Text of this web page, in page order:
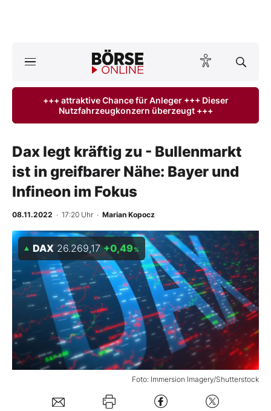
ktuelle Ausgabe BÖRSE ONLINE lesen
Anlageprodukte
Finanz-Check
BO-Musterdepots
Experten
Mein B:O
Mein Konto
+++ attraktive Chance für Anleger +++ Dieser
Nutzfahrzeugkonzern überzeugt +++
Dax legt kräftig zu - Bullenmarkt
ist in greifbarer Nähe: Bayer und
Infineon im Fokus
08.11.2022 · 17:20 Uhr · Marian Kopocz
Foto: Immersion Imagery/Shutterstock
DAX 26.269,17 +0,49 %